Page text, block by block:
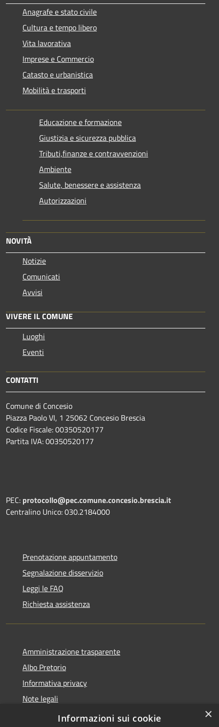
Anagrafe e stato civile
Cultura e tempo libero
Vita lavorativa
Imprese e Commercio
Catasto e urbanistica
Mobilità e trasporti
Educazione e formazione
Giustizia e sicurezza pubblica
Tributi,finanze e contravvenzioni
Ambiente
Salute, benessere e assistenza
Autorizzazioni
NOVITÀ
Notizie
Comunicati
Avvisi
VIVERE IL COMUNE
Luoghi
Eventi
CONTATTI
Comune di Concesio
Piazza Paolo VI, 1 25062 Concesio Brescia
Codice Fiscale: 00350520177
Partita IVA: 00350520177
PEC: protocollo@pec.comune.concesio.brescia.it
Centralino Unico: 030.2184000
Prenotazione appuntamento
Segnalazione disservizio
Leggi le FAQ
Richiesta assistenza
Amministrazione trasparente
Albo Pretorio
Informativa privacy
Note legali
Dichiarazione di accessibilità
×
Informazioni sui cookie